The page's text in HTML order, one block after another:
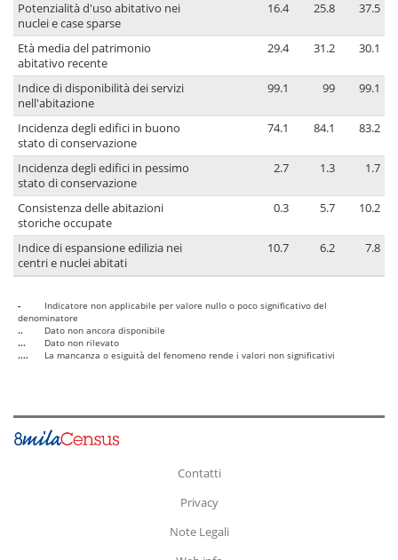
Potenzialità d'uso abitativo nei
nuclei e case sparse
16.4 25.8 37.5
Età media del patrimonio
abitativo recente
29.4 31.2 30.1
Indice di disponibilità dei servizi
nell'abitazione
99.1 99 99.1
Incidenza degli edifici in buono
stato di conservazione
74.1 84.1 83.2
Incidenza degli edifici in pessimo
stato di conservazione
2.7 1.3 1.7
Consistenza delle abitazioni
storiche occupate
0.3 5.7 10.2
Indice di espansione edilizia nei
centri e nuclei abitati
10.7 6.2 7.8
-
Indicatore non applicabile per valore nullo o poco significativo del
denominatore
..
Dato non ancora disponibile
...
Dato non rilevato
....
La mancanza o esiguità del fenomeno rende i valori non significativi
Contatti
Privacy
Note Legali